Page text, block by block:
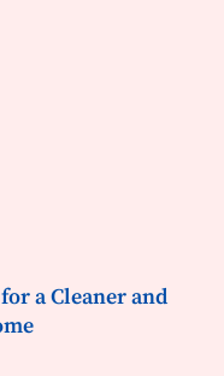
for a Cleaner and